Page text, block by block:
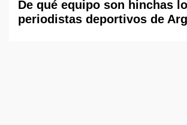
De qué equipo son hinchas
periodistas deportivos de